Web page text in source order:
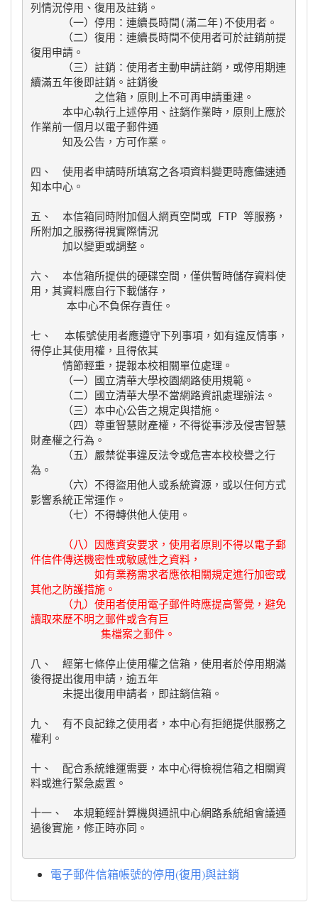
列情況停用、復用及註銷。
（一）停用：連續長時間(滿二年)不使用者。
（二）復用：連續長時間不使用者可於註銷前提
復用申請。
（三）註銷：使用者主動申請註銷，或停用期連
續滿五年後即註銷。註銷後
之信箱，原則上不可再申請重建。
本中心執行上述停用、註銷作業時，原則上應於
作業前一個月以電子郵件通
知及公告，方可作業。
四、　使用者申請時所填寫之各項資料變更時應儘速通
知本中心。
五、　本信箱同時附加個人網頁空間或 FTP 等服務，
所附加之服務得視實際情況
加以變更或調整。
六、　本信箱所提供的硬碟空間，僅供暫時儲存資料使
用，其資料應自行下載儲存，
七、  本帳號使用者應遵守下列事項，如有違反情事，
得停止其使用權，且得依其
情節輕重，提報本校相關單位處理。
（一）國立清華大學校園網路使用規範。
（二）國立清華大學不當網路資訊處理辦法。
（三）本中心公告之規定與措施。
（四）尊重智慧財產權，不得從事涉及侵害智慧
財產權之行為。
（五）嚴禁從事違反法令或危害本校校譽之行
為。
（六）不得盜用他人或系統資源，或以任何方式
影響系統正常運作。
（八）因應資安要求，使用者原則不得以電子郵
件信件傳送機密性或敏感性之資料，
如有業務需求者應依相關規定進行加密或
其他之防護措施。
（九）使用者使用電子郵件時應提高警覺，避免
讀取來歷不明之郵件或含有巨
八、　經第七條停止使用權之信箱，使用者於停用期滿
後得提出復用申請，逾五年
未提出復用申請者，即註銷信箱。
九、　有不良記錄之使用者，本中心有拒絕提供服務之
權利。
十、　配合系統維運需要，本中心得檢視信箱之相關資
料或進行緊急處置。
十一、　本規範經計算機與通訊中心網路系統組會議通
電子郵件信箱帳號的停用(復用)與註銷